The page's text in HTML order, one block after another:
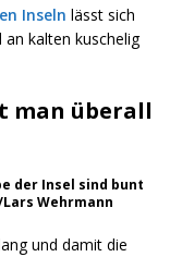
Inseln lässt sich
kalten kuschelig
man überall
der Insel sind bunt
Wehrmann
und damit die